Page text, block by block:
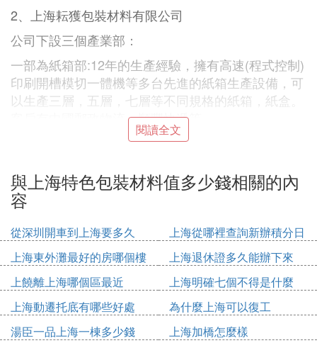
2、上海耘獲包裝材料有限公司
公司下設三個產業部：
一部為紙箱部:12年的生產經驗，擁有高速(程式控制)
印刷開槽模切一體機等多台先進的紙箱生產設備，可
以生產三層，五層，七層等不同規格的紙箱，紙盒。
客戶有中國郵政物流，順豐快遞等。
二部為紙管部：2010年為了給紙箱客戶配套使用紙管
管的先進設備。產品主要適用於膠帶，牆紙，廣告，
紙業，貼膜等行業。
的紙箱，紙盒，紙管及配套的封箱膠帶等包裝材料。
3、上海勇靈包裝製品有限公司
上海勇靈包裝製品有限公司是一家集生產加工，經銷
批發的一人有限公司。主營包裝紙箱、彩盒、紙托
盤、紙護角、天地蓋食品箱、工業包裝紙箱，出口紙
閱讀全文
與上海特色包裝材料值多少錢相關的內
容
從深圳開車到上海要多久
上海從哪裡查詢新辦積分日
期
上海東外灘最好的房哪個樓
上海退休證多久能辦下來
上饒離上海哪個區最近
上海明確七個不得是什麼
上海動遷托底有哪些好處
為什麼上海可以復工
湯臣一品上海一棟多少錢
上海加橋怎麼樣